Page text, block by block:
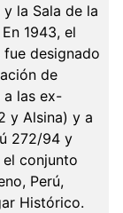
la Sala de la
1943, el
designado
de
a las ex-
y Alsina) y a
272/94 y
conjunto
Perú,
Histórico.